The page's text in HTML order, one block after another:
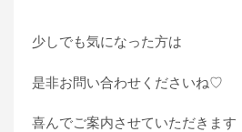
少しでも気になった方は
是非お問い合わせくださいね♡
喜んでご案内させていただきます